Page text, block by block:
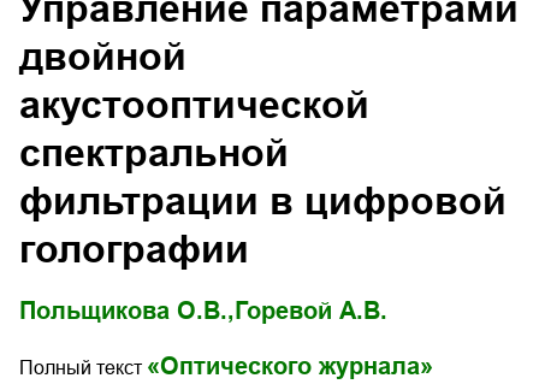
двойной
акустооптической
спектральной
фильтрации в цифровой
голографии
Польщикова О.В., Горевой А.В.
Полный текст «Оптического журнала»